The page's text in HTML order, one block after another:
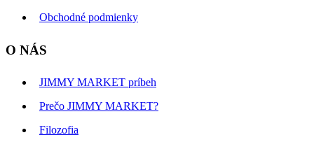
Obchodné podmienky
O NÁS
JIMMY MARKET príbeh
Prečo JIMMY MARKET?
Filozofia